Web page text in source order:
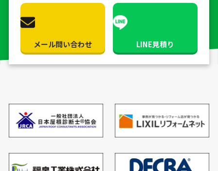
メール問い合わせ LINE見積り